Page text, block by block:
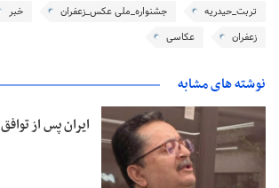
تربت_حیدریه جشنواره_ملی عکس_زعفران خبر
زعفران
عکاسی
نوشته های مشابه
ایران پس از توافق